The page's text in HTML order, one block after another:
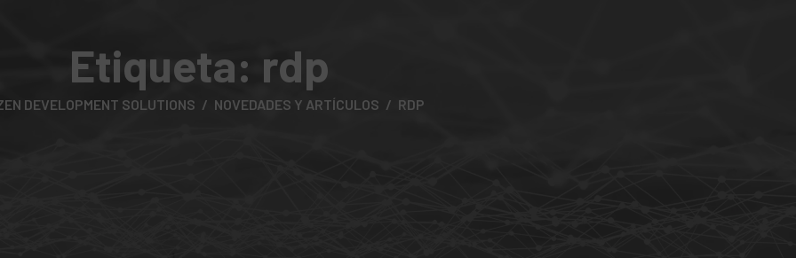
Etiqueta: rdp
DEVELOPMENT SOLUTIONS NOVEDADES Y ARTÍCULOS RDP